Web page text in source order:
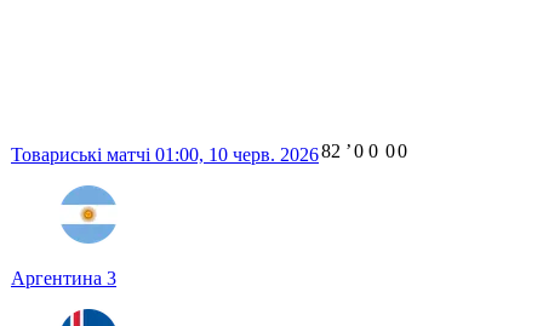
Товариські матчі 01:00, 10 черв. 2026
Аргентина 3
82 ʼ0 0 00